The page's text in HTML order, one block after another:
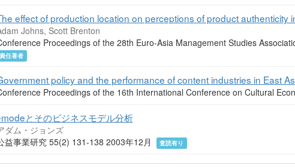
effect of production location on perceptions of product authenticity
Johns, Scott Brenton
Proceedings of the 28th Euro-Asia Management Studies
責任著者
policy and the performance of content industries in East
Proceedings of the 16th International Conference on Cultural
とそのビジネスモデル分析
ダム・ジョンズ
益事業研究 55(2) 131-138 2003年12月
査読有り